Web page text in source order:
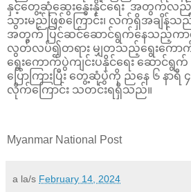
နှင့်တွေ့ဆုံဆွေးနွေးနိုင်ရေး အတွက်လည်
သွားမည်ဖြစ်ကြောင်း၊ လက်ရှိအချိန်
အတွက် ပြင်ဆင်ဆောင်ရွက်နေသည့်ကာလ
လွတ်လပ်၍တရား မျှတသည့်ရွေးကော
ရွေးကောက်ပွဲကျင်းပနိုင်ရေး ဆောင်ရွက်
ပြောကြားပြီး တွေ့ဆုံပွဲကို ညနေ ၆ နာရီ
လိုက်ကြောင်း သတင်းရရှိသည်။
Myanmar National Post
a la/s February 14, 2024